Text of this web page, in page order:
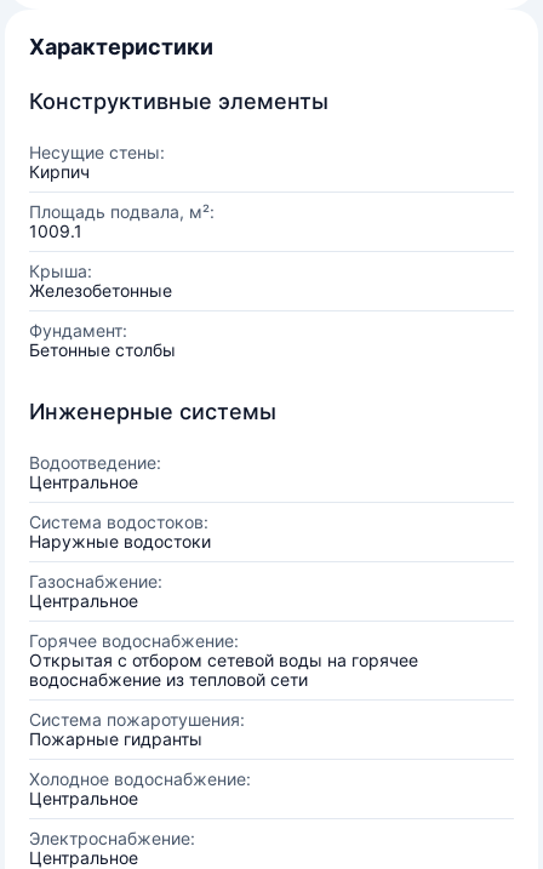
Характеристики
Конструктивные элементы
Несущие стены:
Кирпич
Площадь подвала, м²:
1009.1
Крыша:
Железобетонные
Фундамент:
Бетонные столбы
Инженерные системы
Водоотведение:
Центральное
Система водостоков:
Наружные водостоки
Газоснабжение:
Центральное
Горячее водоснабжение:
Открытая с отбором сетевой воды на горячее
водоснабжение из тепловой сети
Система пожаротушения:
Пожарные гидранты
Холодное водоснабжение:
Центральное
Электроснабжение:
Центральное